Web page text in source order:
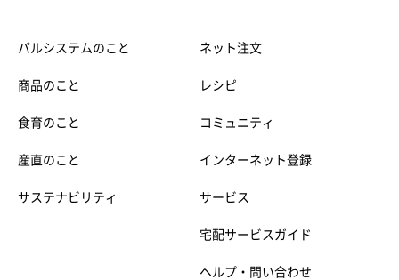
パルシステムのこと
商品のこと
食育のこと
産直のこと
サステナビリティ
ネット注文
レシピ
コミュニティ
インターネット登録
サービス
宅配サービスガイド
ヘルプ・問い合わせ